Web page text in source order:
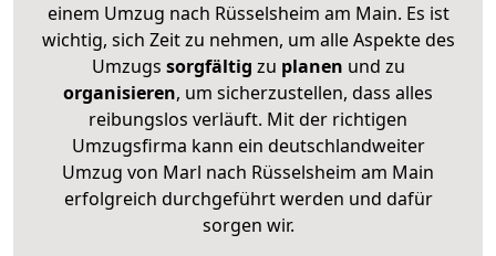
einem Umzug nach Rüsselsheim am Main. Es ist
wichtig, sich Zeit zu nehmen, um alle Aspekte des
Umzugs sorgfältig zu planen und zu
organisieren, um sicherzustellen, dass alles
reibungslos verläuft. Mit der richtigen
Umzugsfirma kann ein deutschlandweiter
Umzug von Marl nach Rüsselsheim am Main
erfolgreich durchgeführt werden und dafür
sorgen wir.